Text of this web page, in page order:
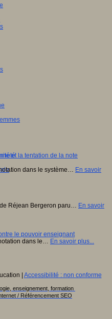
et la tentation de la note
dans le système… En savoir
Réjean Bergeron paru… En savoir
le pouvoir enseignant
dans le… En savoir plus...
| Accessibilité : non conforme
enseignement, formation
/ Référencement SEO